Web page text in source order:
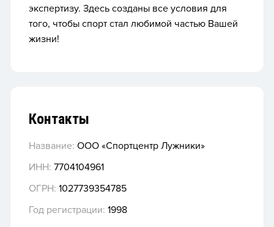
экспертизу. Здесь созданы все условия для
того, чтобы спорт стал любимой частью Вашей
жизни!
Контакты
Название: ООО «Спортцентр Лужники»
ИНН: 7704104961
ОГРН: 1027739354785
Год регистрации: 1998